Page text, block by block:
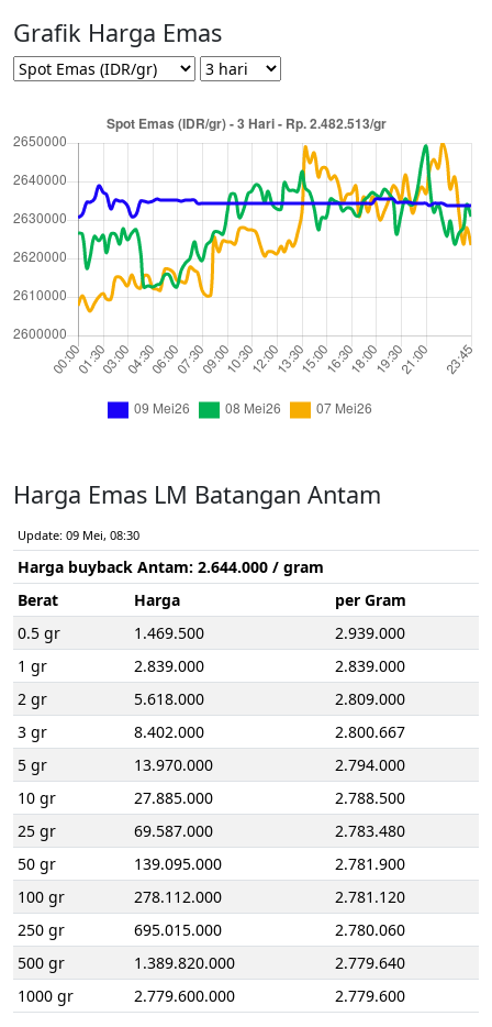
Grafik Harga Emas
Harga Emas LM Batangan Antam
Update: 09 Mei, 08:30
Harga buyback Antam: 2.644.000 / gram
Berat
Harga
per Gram
0.5 gr
1.469.500
2.939.000
1 gr
2.839.000
2.839.000
2 gr
5.618.000
2.809.000
3 gr
8.402.000
2.800.667
5 gr
13.970.000
2.794.000
10 gr
27.885.000
2.788.500
25 gr
69.587.000
2.783.480
50 gr
139.095.000
2.781.900
100 gr
278.112.000
2.781.120
250 gr
695.015.000
2.780.060
500 gr
1.389.820.000
2.779.640
1000 gr
2.779.600.000 2.779.600